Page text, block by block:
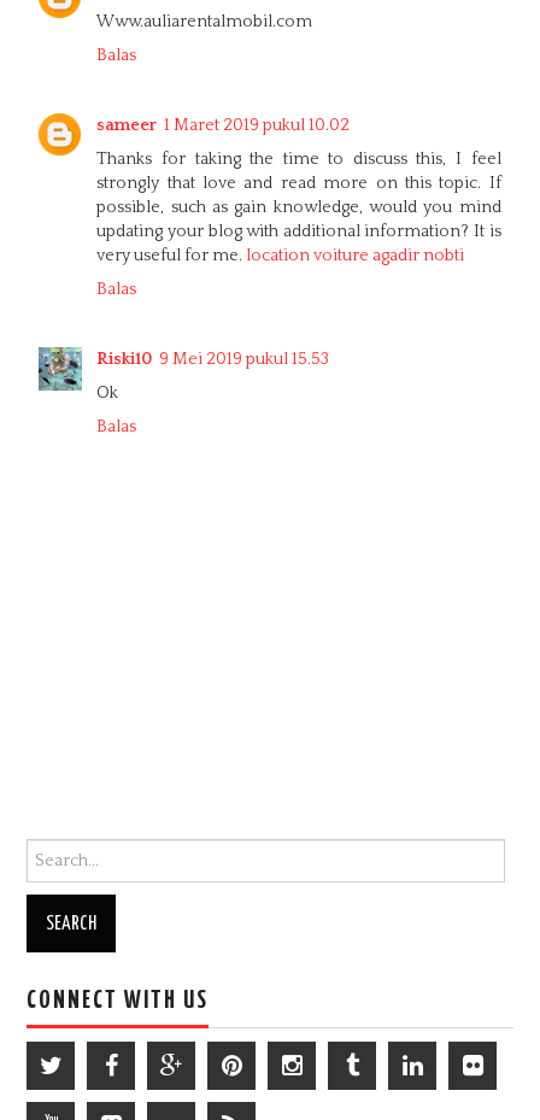
Www.auliarentalmobil.com
Balas
sameer 1 Maret 2019 pukul 10.02
Thanks for taking the time to discuss this, I feel
strongly that love and read more on this topic. If
possible, such as gain knowledge, would you mind
updating your blog with additional information? It is
very useful for me. location voiture agadir nobti
Balas
Riski10 9 Mei 2019 pukul 15.53
Ok
Balas
Search for:
CONNECT WITH US